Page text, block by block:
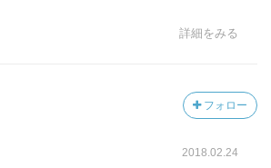
詳細をみる
フォロー
2018.02.24